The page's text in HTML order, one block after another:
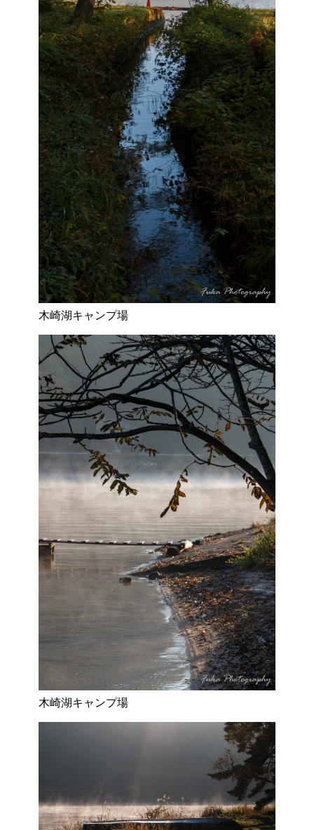
木崎湖キャンプ場
木崎湖キャンプ場